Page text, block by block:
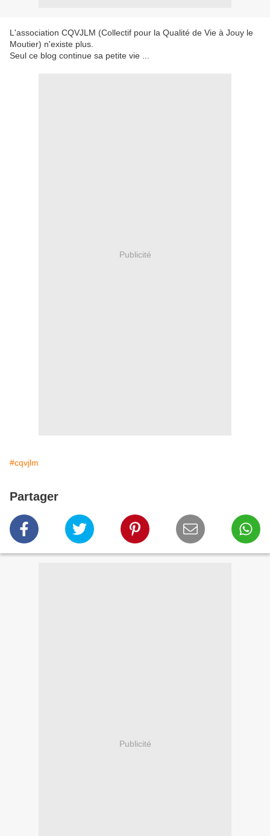
L'association CQVJLM (Collectif pour la Qualité de Vie à Jouy le
Moutier) n'existe plus.
Seul ce blog continue sa petite vie ...
Publicité
#cqvjlm
Partager
Publicité